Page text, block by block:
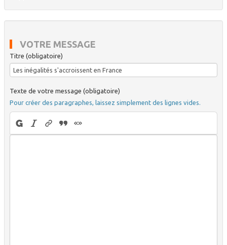
VOTRE MESSAGE
Titre (obligatoire)
Texte de votre message (obligatoire)
Pour créer des paragraphes, laissez simplement des lignes vides.